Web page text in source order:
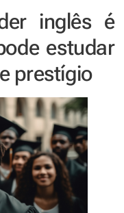
inglês é
estudar
prestígio